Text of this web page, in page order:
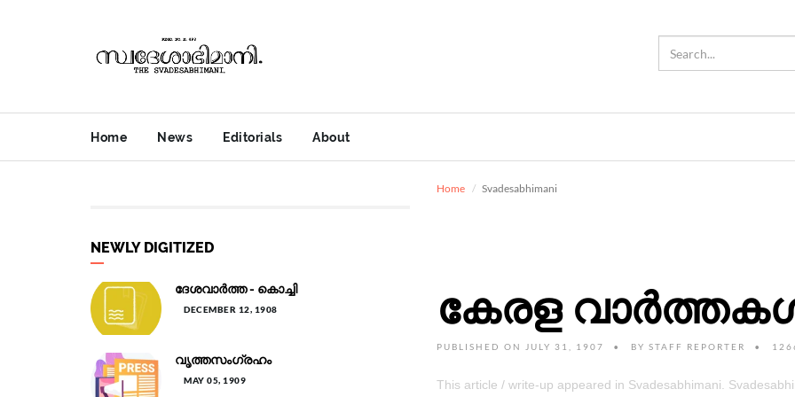
Home News Editorials About
NEWLY DIGITIZED
ദേശവാർത്ത - കൊച്ചി
DECEMBER 12, 1908
വൃത്തസംഗ്രഹം
MAY 05, 1909
Home Svadesabhimani
കേരള
PUBLISHED ON JULY 31, 1907 BY STAFF REPORTER
This article / write-up appeared in Svadesabhimani.